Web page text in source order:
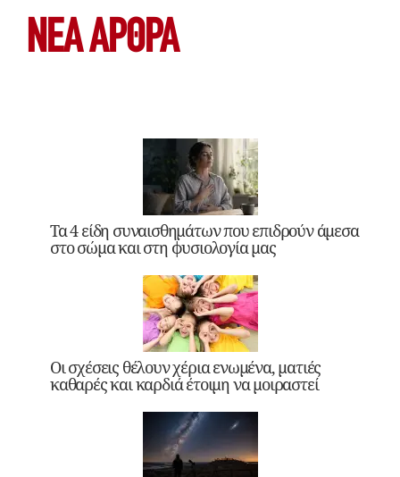
ΝΕΑ ΆΡΘΡΑ
Τα 4 είδη συναισθημάτων που επιδρούν άμεσα
στο σώμα και στη φυσιολογία μας
Οι σχέσεις θέλουν χέρια ενωμένα, ματιές
καθαρές και καρδιά έτοιμη να μοιραστεί